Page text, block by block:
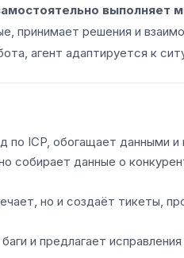
выполняет
принимает решения и
агент адаптируется к
по ICP, обогащает данными и
собирает данные о
но и создаёт тикеты,
и предлагает исправления